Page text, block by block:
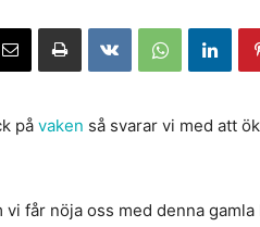
på vaken så svarar vi med att
får nöja oss med denna gamla